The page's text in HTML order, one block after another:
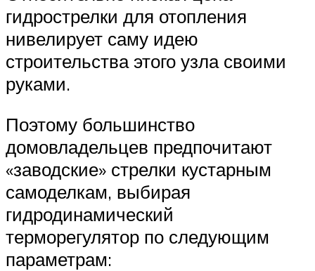
гидрострелки для отопления
нивелирует саму идею
строительства этого узла своими
руками.
Поэтому большинство
домовладельцев предпочитают
«заводские» стрелки кустарным
самоделкам, выбирая
гидродинамический
терморегулятор по следующим
параметрам: